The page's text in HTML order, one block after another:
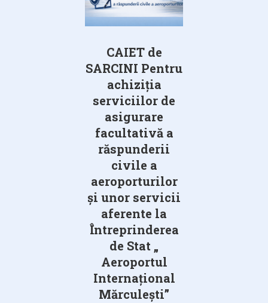
CAIET de
SARCINI Pentru
achiziția
serviciilor de
asigurare
facultativă a
răspunderii
civile a
aeroporturilor
și unor servicii
aferente la
Întreprinderea
de Stat „
Aeroportul
Internațional
Mărculești”